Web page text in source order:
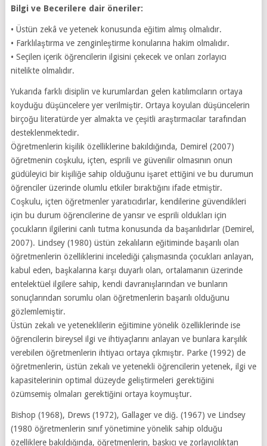
Bilgi ve Becerilere dair öneriler:
• Üstün zekâ ve yetenek konusunda eğitim almış olmalıdır.
• Farklılaştırma ve zenginleştirme konularına hakim olmalıdır.
• Seçilen içerik öğrencilerin ilgisini çekecek ve onları zorlayıcı
nitelikte olmalıdır.
Yukarıda farklı disiplin ve kurumlardan gelen katılımcıların ortaya
koyduğu düşüncelere yer verilmiştir. Ortaya koyulan düşüncelerin
birçoğu literatürde yer almakta ve çeşitli araştırmacılar tarafından
desteklenmektedir.
Öğretmenlerin kişilik özelliklerine bakıldığında, Demirel (2007)
öğretmenin coşkulu, içten, esprili ve güvenilir olmasının onun
güdüleyici bir kişiliğe sahip olduğunu işaret ettiğini ve bu durumun
öğrenciler üzerinde olumlu etkiler bıraktığını ifade etmiştir.
Coşkulu, içten öğretmenler yaratıcıdırlar, kendilerine güvendikleri
için bu durum öğrencilerine de yansır ve esprili oldukları için
çocukların ilgilerini canlı tutma konusunda da başarılıdırlar (Demirel,
2007). Lindsey (1980) üstün zekalıların eğitiminde başarılı olan
öğretmenlerin özelliklerini incelediği çalışmasında çocukları anlayan,
kabul eden, başkalarına karşı duyarlı olan, ortalamanın üzerinde
entelektüel ilgilere sahip, kendi davranışlarından ve bunların
sonuçlarından sorumlu olan öğretmenlerin başarılı olduğunu
gözlemlemiştir.
Üstün zekalı ve yeteneklilerin eğitimine yönelik özelliklerinde ise
öğrencilerin bireysel ilgi ve ihtiyaçlarını anlayan ve bunlara karşılık
verebilen öğretmenlerin ihtiyacı ortaya çıkmıştır. Parke (1992) de
öğretmenlerin, üstün zekalı ve yetenekli öğrencilerin yetenek, ilgi ve
kapasitelerinin optimal düzeyde geliştirmeleri gerektiğini
özümsemiş olmaları gerektiğini ortaya koymuştur.
Bishop (1968), Drews (1972), Gallager ve diğ. (1967) ve Lindsey
(1980 öğretmenlerin sınıf yönetimine yönelik sahip olduğu
özelliklere bakıldığında, öğretmenlerin, baskıcı ve zorlayıcılıktan